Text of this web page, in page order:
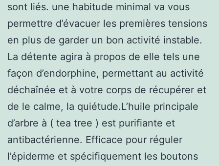
sont liés. une habitude minimal va vous
permettre d’évacuer les premières tensions
en plus de garder un bon activité instable.
La détente agira à propos de elle tels une
façon d’endorphine, permettant au activité
déchaînée et à votre corps de récupérer et
de le calme, la quiétude.L’huile principale
d’arbre à ( tea tree ) est purifiante et
antibactérienne. Efficace pour réguler
l’épiderme et spécifiquement les boutons